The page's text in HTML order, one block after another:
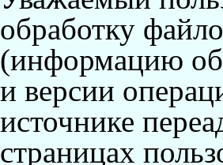
обработку
(информацию об
и версии
источнике
страницах